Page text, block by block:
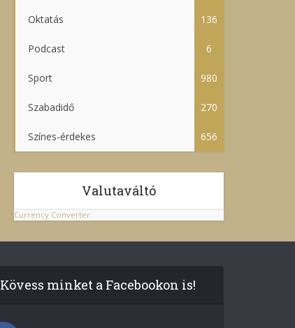
Oktatás 136
Podcast 6
Sport 980
Szabadidő 270
Színes-érdekes 656
Valutaváltó
Currency Converter
Kövess minket a Facebookon is!